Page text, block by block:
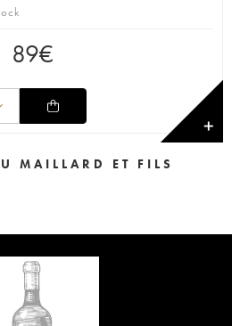
89€
✕
MAILLARD ET FILS